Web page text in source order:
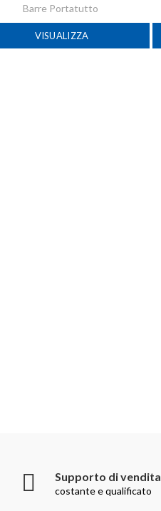
Barre Portatutto
VISUALIZZA
Supporto di vendita
costante e qualificato